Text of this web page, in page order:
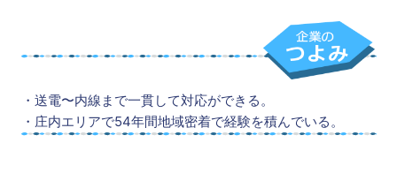
・送電〜内線まで一貫して対応ができる。
・庄内エリアで54年間地域密着で経験を積んでいる。